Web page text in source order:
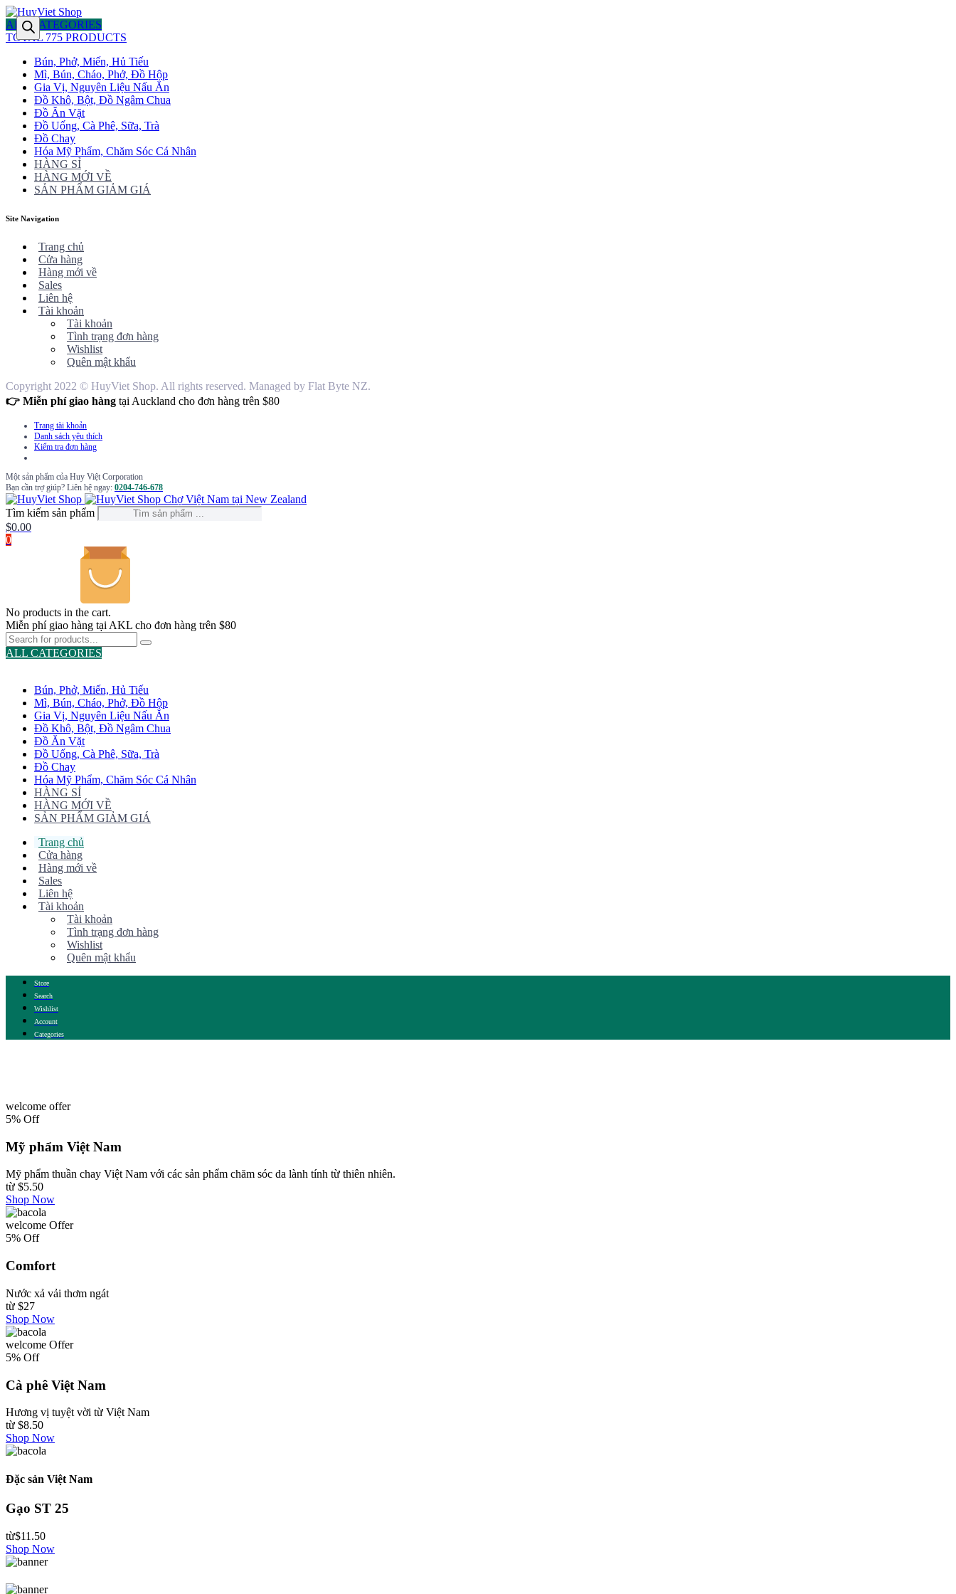
ALL CATEGORIES
TOTAL 775 PRODUCTS
Bún, Phở, Miến, Hủ Tiếu
Mì, Bún, Cháo, Phở, Đồ Hộp
Gia Vị, Nguyên Liệu Nấu Ăn
Đồ Khô, Bột, Đồ Ngâm Chua
Đồ Ăn Vặt
Đồ Uống, Cà Phê, Sữa, Trà
Đồ Chay
Hóa Mỹ Phẩm, Chăm Sóc Cá Nhân
HÀNG SỈ
HÀNG MỚI VỀ
SẢN PHẨM GIẢM GIÁ
Site Navigation
Trang chủ
Cửa hàng
Hàng mới về
Sales
Liên hệ
Tài khoản
Tài khoản
Tình trạng đơn hàng
Wishlist
Quên mật khẩu
Copyright 2022 © HuyViet Shop. All rights reserved. Managed by Flat Byte NZ.
👉 Miễn phí giao hàng tại Auckland cho đơn hàng trên $80
Trang tài khoản
Danh sách yêu thích
Kiểm tra đơn hàng
Một sản phẩm của Huy Việt Corporation
Bạn cần trợ giúp? Liên hệ ngay: 0204-746-678
Chợ Việt Nam tại New Zealand
Tìm kiếm sản phẩm
$0.00
0
No products in the cart.
Miễn phí giao hàng tại AKL cho đơn hàng trên $80
ALL CATEGORIES
Bún, Phở, Miến, Hủ Tiếu
Mì, Bún, Cháo, Phở, Đồ Hộp
Gia Vị, Nguyên Liệu Nấu Ăn
Đồ Khô, Bột, Đồ Ngâm Chua
Đồ Ăn Vặt
Đồ Uống, Cà Phê, Sữa, Trà
Đồ Chay
Hóa Mỹ Phẩm, Chăm Sóc Cá Nhân
HÀNG SỈ
HÀNG MỚI VỀ
SẢN PHẨM GIẢM GIÁ
Trang chủ
Cửa hàng
Hàng mới về
Sales
Liên hệ
Tài khoản
Tài khoản
Tình trạng đơn hàng
Wishlist
Quên mật khẩu
Store
Search
Wishlist
Account
Categories
welcome offer
5% Off
Mỹ phẩm Việt Nam
Mỹ phẩm thuần chay Việt Nam với các sản phẩm chăm sóc da lành tính từ thiên nhiên.
từ $5.50
Shop Now
welcome Offer
5% Off
Comfort
Nước xả vải thơm ngát
từ $27
Shop Now
welcome Offer
5% Off
Cà phê Việt Nam
Hương vị tuyệt vời từ Việt Nam
từ $8.50
Shop Now
Đặc sản Việt Nam
Gạo ST 25
từ$11.50
Shop Now